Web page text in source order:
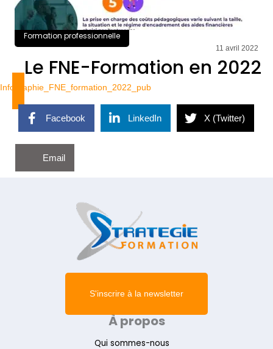
Formation professionnelle
11 avril 2022
Le FNE-Formation en 2022
Infographie_FNE_formation_2022_pub
Facebook LinkedIn X (Twitter)
Email
S'inscrire à la newsletter
À propos
Qui sommes-nous